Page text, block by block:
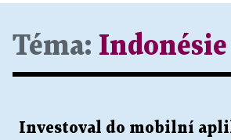
Téma: Indonésie
Investoval do mobilní